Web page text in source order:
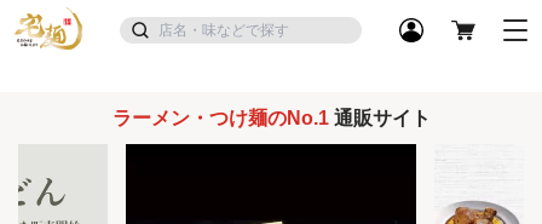
ラーメン・つけ麺のNo.1通販サイト